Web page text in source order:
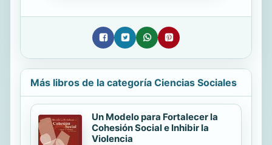
Más libros de la categoría Ciencias Sociales
Un Modelo para Fortalecer la
Cohesión Social e Inhibir la
Violencia